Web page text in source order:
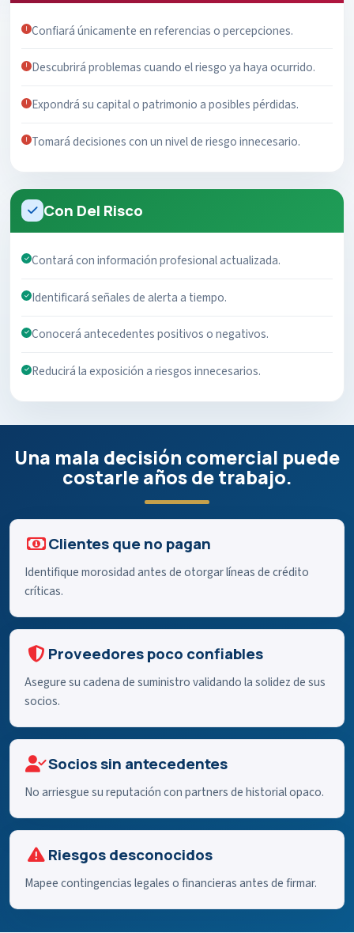
Confiará únicamente en referencias o percepciones.
Descubrirá problemas cuando el riesgo ya haya ocurrido.
Expondrá su capital o patrimonio a posibles pérdidas.
Tomará decisiones con un nivel de riesgo innecesario.
Con Del Risco
Contará con información profesional actualizada.
Identificará señales de alerta a tiempo.
Conocerá antecedentes positivos o negativos.
Reducirá la exposición a riesgos innecesarios.
Una mala decisión comercial puede
costarle años de trabajo.
Clientes que no pagan
Identifique morosidad antes de otorgar líneas de crédito
críticas.
Proveedores poco confiables
Asegure su cadena de suministro validando la solidez de sus
socios.
Socios sin antecedentes
No arriesgue su reputación con partners de historial opaco.
Riesgos desconocidos
Mapee contingencias legales o financieras antes de firmar.